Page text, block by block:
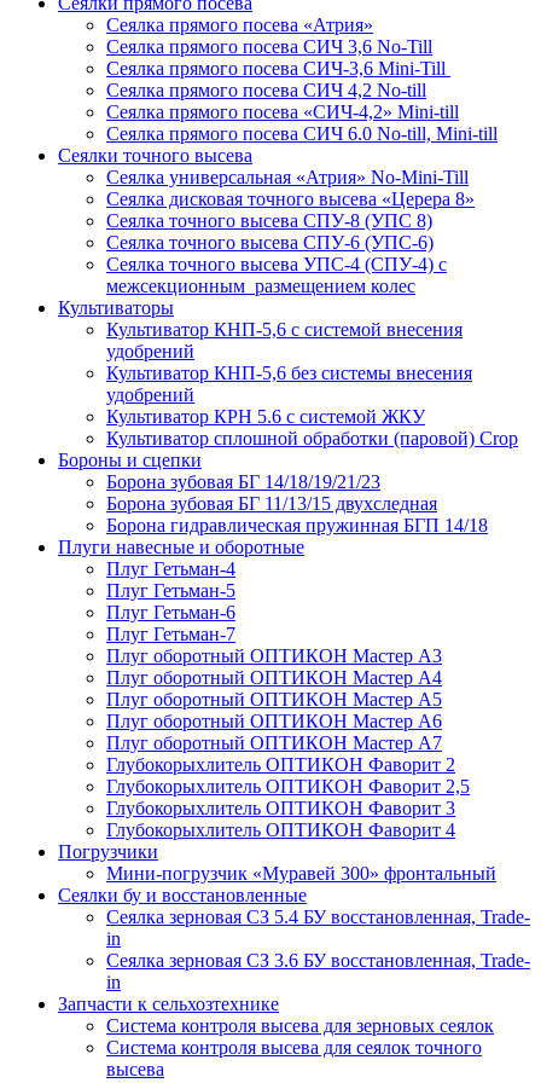
Сеялка прямого посева «Атрия»
Сеялка прямого посева СИЧ 3,6 No-Till
Сеялка прямого посева СИЧ-3,6 Mini-Till
Сеялка прямого посева СИЧ 4,2 No-till
Сеялка прямого посева «СИЧ-4,2» Mini-till
Сеялка прямого посева СИЧ 6.0 No-till, Mini-till
Сеялки точного высева
Сеялка универсальная «Атрия» No-Mini-Till
Сеялка дисковая точного высева «Церера 8»
Сеялка точного высева СПУ-8 (УПС 8)
Сеялка точного высева СПУ-6 (УПС-6)
Сеялка точного высева УПС-4 (СПУ-4) с
межсекционным размещением колес
Культиваторы
Культиватор КНП-5,6 с системой внесения
удобрений
Культиватор КНП-5,6 без системы внесения
удобрений
Культиватор КРН 5.6 с системой ЖКУ
Культиватор сплошной обработки (паровой) Crop
Бороны и сцепки
Борона зубовая БГ 14/18/19/21/23
Борона зубовая БГ 11/13/15 двухследная
Борона гидравлическая пружинная БГП 14/18
Плуги навесные и оборотные
Плуг Гетьман-4
Плуг Гетьман-5
Плуг Гетьман-6
Плуг Гетьман-7
Плуг оборотный ОПТИКОН Мастер А3
Плуг оборотный ОПТИКОН Мастер А4
Плуг оборотный ОПТИКОН Мастер А5
Плуг оборотный ОПТИКОН Мастер А6
Плуг оборотный ОПТИКОН Мастер А7
Глубокорыхлитель ОПТИКОН Фаворит 2
Глубокорыхлитель ОПТИКОН Фаворит 2,5
Глубокорыхлитель ОПТИКОН Фаворит 3
Глубокорыхлитель ОПТИКОН Фаворит 4
Погрузчики
Мини-погрузчик «Муравей 300» фронтальный
Сеялки бу и восстановленные
Сеялка зерновая СЗ 5.4 БУ восстановленная, Trade-
in
Сеялка зерновая СЗ 3.6 БУ восстановленная, Trade-
in
Запчасти к сельхозтехнике
Система контроля высева для зерновых сеялок
Система контроля высева для сеялок точного
высева